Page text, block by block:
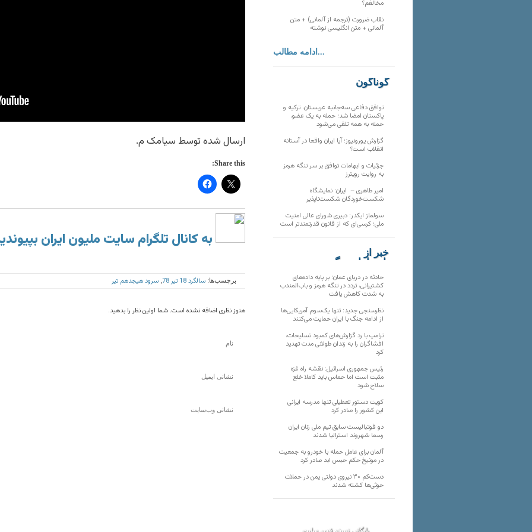
ارسال شده توسط سیامک م.
Share this:
به کانال تلگرام سایت ملیون ایران
برچسب‌ها: سالگرد 18 تیر 78 سرود هیجدهم تیر
هنوز نظری اضافه نشده است. شما اولین نظر را بدهید.
مخالفم؟
نقاب ضرورت (ترجمه از آلمانی) + متن
آلمانی + متن انگلیسی نوشته
ادامه مطالب...
گوناگون
توافق دفاعی سه‌جانبه عربستان، ترکیه و
پاکستان امضا شد؛ حمله به یک عضو،
حمله به همه تلقی می‌شود
گزارش یورونیوز؛ آیا ایران واقعا در آستانه
انقلاب است؟
جزئیات و ابهامات توافق بر سر تنگه هرمز
به روایت رویترز
امیر طاهری – ایران: نمایشگاه
شکست‌خوردگان شکست‌ناپذیر
سولماز ایکدر: دبیری شورای عالی امنیت
ملی؛ کرسی‌ای که از قانون قدرتمندتر است
خبر از
تارنماهای دیگر
حادثه در دریای عمان؛ بر پایه داده‌های
کشتیرانی، تردد در تنگه هرمز و باب‌المندب
به شدت کاهش یافت
نظرسنجی جدید: تنها یک‌سوم آمریکایی‌ها
از ادامه جنگ با ایران حمایت می‌کنند
ترامپ با رد گزارش‌های کمبود تسلیحات،
افشاگران را به زندان طولانی مدت تهدید
کرد
رئیس‌ جمهوری اسرائیل: نقشه راه غزه
مثبت است اما حماس باید کاملا خلع
سلاح شود
کویت دستور تعطیلی تنها مدرسه ایرانی
این کشور را صادر کرد
دو فوتبالیست سابق تیم ملی زنان ایران
رسما شهروند استرالیا شدند
آلمان برای عامل حمله با خودرو به جمعیت
در مونیخ حکم حبس ابد صادر کرد
دست‌کم ۳۰ نیروی دولتی یمن در حملات
حوثی‌ها کشته شدند
بایگانی نسخه قدیم سایت